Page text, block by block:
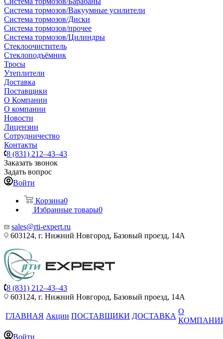
Система тормозов/Вакуумные усилители
Система тормозов/Диски
Система тормозов/прочее
Система тормозов/Цилиндры
Стеклоочиститель
Стеклоподъёмник
Тросы
Утеплители
Доставка
Поставщики
О Компании
О компании
Новости
Лицензии
Сотрудничество
Контакты
8 (831) 212–43–43
Заказать звонок
Задать вопрос
Войти
Корзина0
Избранные товары0
sales@rti-expert.ru
603124, г. Нижний Новгород, Базовый проезд, 14А
8 (831) 212–43–43
603124, г. Нижний Новгород, Базовый проезд, 14А
ГЛАВНАЯ Акции ПОСТАВЩИКИ ДОСТАВКА
О
Войти